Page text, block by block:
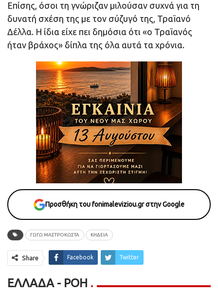
Επίσης, όσοι τη γνώριζαν μιλούσαν συχνά για τη
δυνατή σχέση της με τον σύζυγό της, Τραϊανό
Δέλλα. Η ίδια είχε πει δημόσια ότι «ο Τραϊανός
ήταν βράχος» δίπλα της όλα αυτά τα χρόνια.
Προσθήκη του fonimaleviziou.gr στην Google
ΓΩΓΩ ΜΑΣΤΡΟΚΩΣΤΑ ΚΗΔΕΙΑ
Share Facebook Twitter
ΕΛΛΆΔΑ - ΡΟΗ